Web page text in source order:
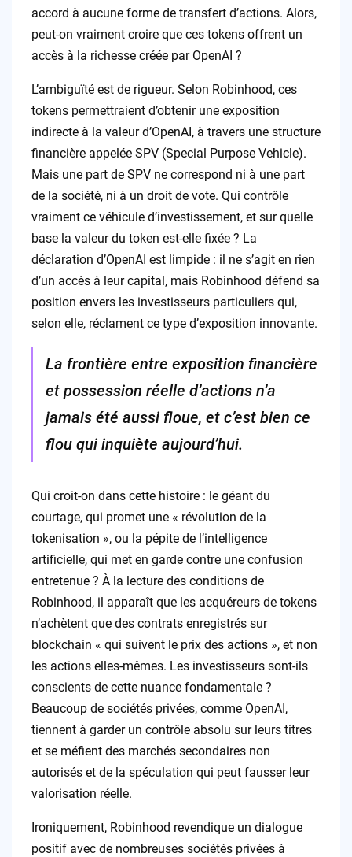
accord à aucune forme de transfert d’actions. Alors,
peut-on vraiment croire que ces tokens offrent un
accès à la richesse créée par OpenAI ?
L’ambiguïté est de rigueur. Selon Robinhood, ces
tokens permettraient d’obtenir une exposition
indirecte à la valeur d’OpenAI, à travers une structure
financière appelée SPV (Special Purpose Vehicle).
Mais une part de SPV ne correspond ni à une part
de la société, ni à un droit de vote. Qui contrôle
vraiment ce véhicule d’investissement, et sur quelle
base la valeur du token est-elle fixée ? La
déclaration d’OpenAI est limpide : il ne s’agit en rien
d’un accès à leur capital, mais Robinhood défend sa
position envers les investisseurs particuliers qui,
selon elle, réclament ce type d’exposition innovante.
La frontière entre exposition financière
et possession réelle d’actions n’a
jamais été aussi floue, et c’est bien ce
flou qui inquiète aujourd’hui.
Qui croit-on dans cette histoire : le géant du
courtage, qui promet une « révolution de la
tokenisation », ou la pépite de l’intelligence
artificielle, qui met en garde contre une confusion
entretenue ? À la lecture des conditions de
Robinhood, il apparaît que les acquéreurs de tokens
n’achètent que des contrats enregistrés sur
blockchain « qui suivent le prix des actions », et non
les actions elles-mêmes. Les investisseurs sont-ils
conscients de cette nuance fondamentale ?
Beaucoup de sociétés privées, comme OpenAI,
tiennent à garder un contrôle absolu sur leurs titres
et se méfient des marchés secondaires non
autorisés et de la spéculation qui peut fausser leur
valorisation réelle.
Ironiquement, Robinhood revendique un dialogue
positif avec de nombreuses sociétés privées à